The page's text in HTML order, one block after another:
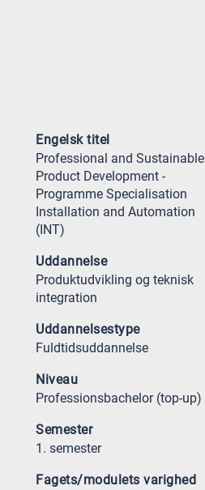
Engelsk titel
Professional and Sustainable
Product Development -
Programme Specialisation
Installation and Automation
(INT)
Uddannelse
Produktudvikling og teknisk
integration
Uddannelsestype
Fuldtidsuddannelse
Niveau
Professionsbachelor (top-up)
Semester
1. semester
Fagets/modulets varighed